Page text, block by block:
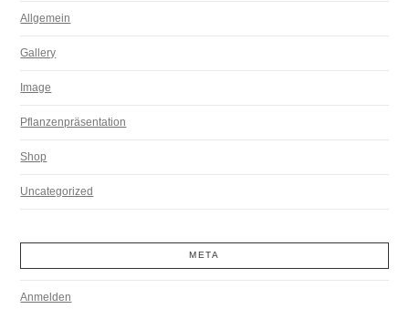
Allgemein
Gallery
Image
Pflanzenpräsentation
Shop
Uncategorized
META
Anmelden